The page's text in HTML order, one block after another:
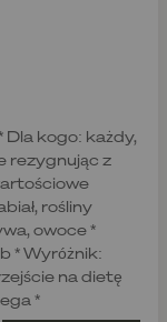
kogo: każdy,
rezygnując z
rośliny
owoce *
* Wyróżnik:
na dietę
*